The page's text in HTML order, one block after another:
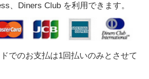
、Diners Club を利用できます。
でのお支払は1回払いのみとさせて